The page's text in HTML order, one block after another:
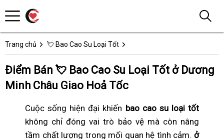
Trang chủ 💘 Bao Cao Su Loại Tốt
Điểm Bán 💘 Bao Cao Su Loại Tốt ở Dương
Minh Châu Giao Hoả Tốc
Cuộc sống hiện đại khiến bao cao su loại tốt
không chỉ đóng vai trò bảo vệ mà còn nâng
tầm chất lượng trong mối quan hệ tình cảm. ở